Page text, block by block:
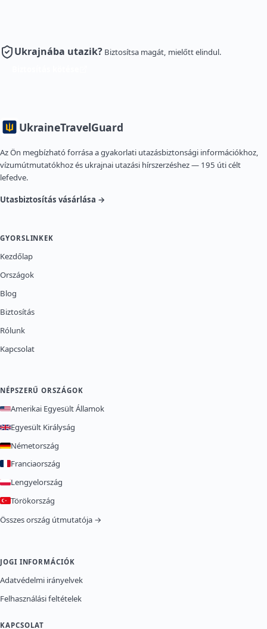
Ukrajnába utazik? Biztosítsa magát, mielőtt elindul.
UkraineTravelGuard
Az Ön megbízható forrása a gyakorlati utazásbiztonsági információkhoz,
vízumútmutatókhoz és ukrajnai utazási hírszerzéshez — 195 úti célt
lefedve.
Utasbiztosítás vásárlása →
GYORSLINKEK
Kezdőlap
Országok
Blog
Biztosítás
Rólunk
Kapcsolat
NÉPSZERŰ ORSZÁGOK
Amerikai Egyesült Államok
Egyesült Királyság
Németország
Franciaország
Lengyelország
Törökország
Összes ország útmutatója →
JOGI INFORMÁCIÓK
Adatvédelmi irányelvek
Felhasználási feltételek
KAPCSOLAT